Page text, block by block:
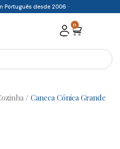
Português desde 2006 ·
0
Cart
/ Caneca Cónica Grande